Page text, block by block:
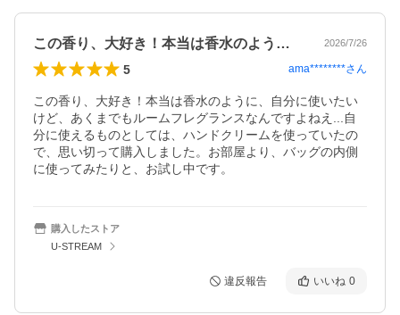
この香り、大好き！本当は香水のように、… 2026/7/26
5 ama********さん
この香り、大好き！本当は香水のように、自分に使いたい
けど、あくまでもルームフレグランスなんですよねえ...自
分に使えるものとしては、ハンドクリームを使っていたの
で、思い切って購入しました。お部屋より、バッグの内側
に使ってみたりと、お試し中です。
購入したストア
U-STREAM
違反報告 いいね 0